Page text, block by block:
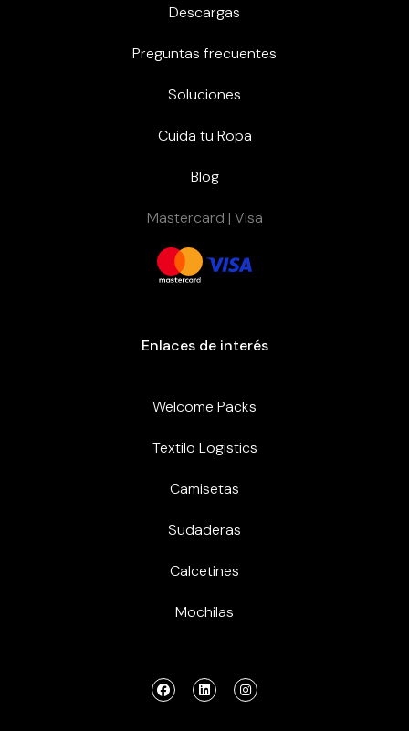
Descargas
Preguntas frecuentes
Soluciones
Cuida tu Ropa
Blog
Mastercard | Visa
Enlaces de interés
Welcome Packs
Textilo Logistics
Camisetas
Sudaderas
Calcetines
Mochilas